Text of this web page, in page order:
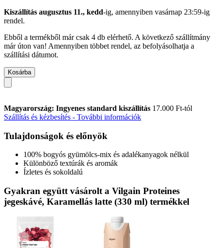
Kiszállítás augusztus 11., kedd-ig, amennyiben vasárnap 23:59-ig
rendel.
Ebből a termékből már csak 4 db elérhető. A következő szállítmány
már úton van! Amennyiben többet rendel, az befolyásolhatja a
szállítási dátumot.
Kosárba
Magyarország: Ingyenes standard kiszállítás 17.000 Ft-tól
Szállítás és kézbesítés - További információk
Tulajdonságok és előnyök
100% bogyós gyümölcs-mix és adalékanyagok nélkül
Különböző textúrák és aromák
Ízletes és sokoldalú
Gyakran együtt vásárolt a Vilgain Proteines
jegeskávé, Karamellás latte (330 ml) termékkel